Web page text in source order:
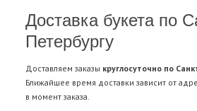
Доставка букета по
Петербургу
Доставляем заказы круглосуточно по
Ближайшее время доставки зависит от
в момент заказа.